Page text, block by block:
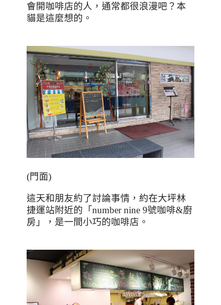
會開咖啡店的人，通常都很浪漫吧？本
貓是這麼想的。
(門面)
這天和朋友約了討論事情，約在大坪林
捷運站附近的「number nine 9號咖啡&廚
房」，是一間小巧的咖啡店。